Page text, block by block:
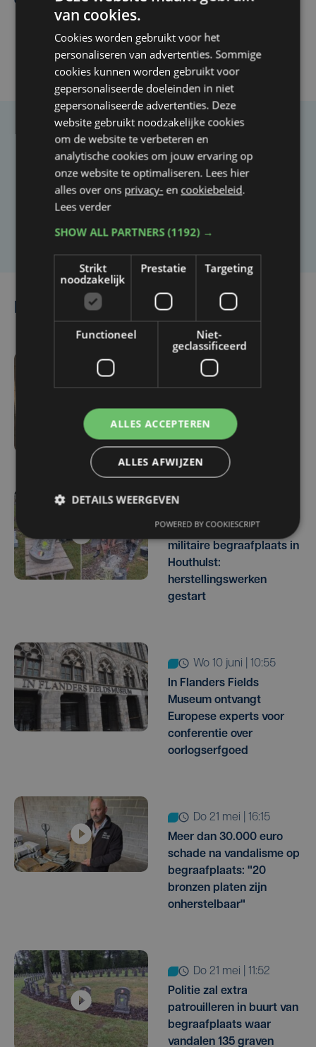
Taalfout opgemerkt?
Heb je een taal- of schrijffout opgemerkt in dit
artikel?
Laat het ons weten
Lees ook
di 4 augustus | 07:48
1,13 miljoen euro in
restauratie van Ieperse
oorlogsbegraafplaatsen
Na vandalisme op
militaire begraafplaats in
Houthulst:
herstellingswerken
gestart
wo 10 juni | 10:55
In Flanders Fields
Museum ontvangt
Europese experts voor
conferentie over
oorlogserfgoed
do 21 mei | 16:15
Meer dan 30.000 euro
schade na vandalisme op
begraafplaats: "20
bronzen platen zijn
onherstelbaar"
do 21 mei | 11:52
Politie zal extra
patrouilleren in buurt van
begraafplaats waar
vandalen 135 graven
van cookies.
Cookies worden gebruikt voor het
personaliseren van advertenties. Sommige
cookies kunnen worden gebruikt voor
gepersonaliseerde doeleinden in niet
gepersonaliseerde advertenties. Deze
website gebruikt noodzakelijke cookies
om de website te verbeteren en
analytische cookies om jouw ervaring op
onze website te optimaliseren. Lees hier
alles over ons privacy- en cookiebeleid.
Lees verder
SHOW ALL PARTNERS(1192) →
Strikt
noodzakelijk
Prestatie Targeting
Functioneel
Niet-
geclassificeerd
ALLES ACCEPTEREN
ALLES AFWIJZEN
DETAILS WEERGEVEN
POWERED BY COOKIESCRIPT